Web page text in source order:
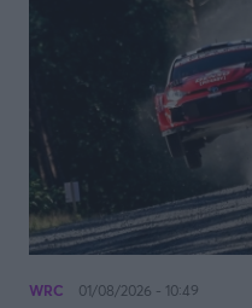
WRC 01/08/2026 - 10:49